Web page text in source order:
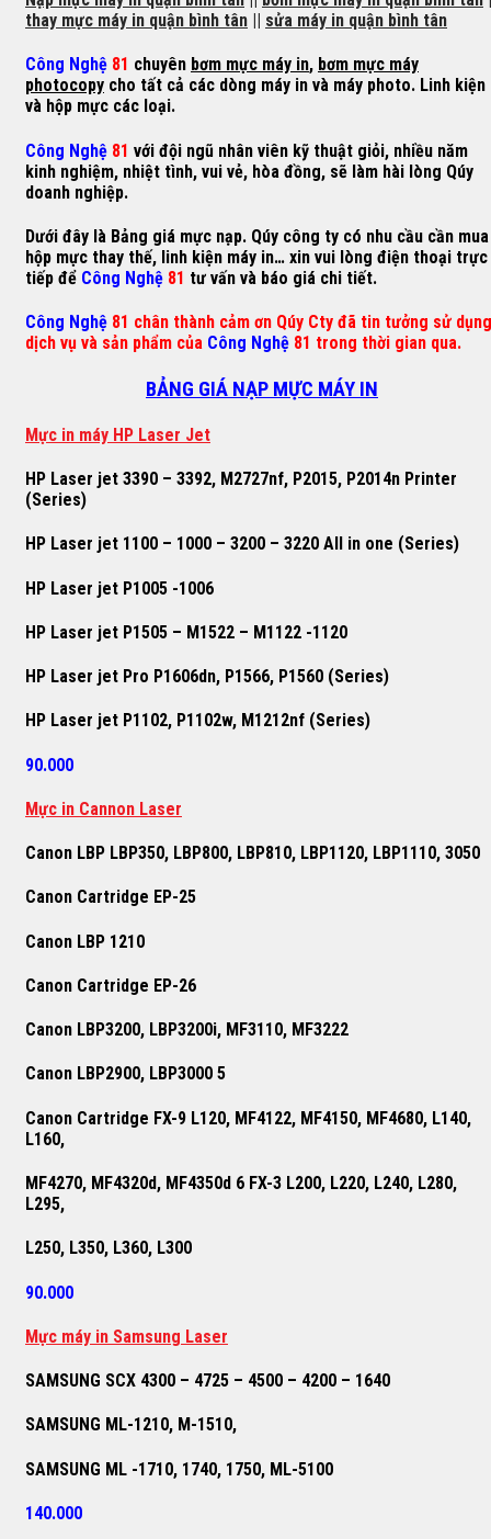
thay mực máy in quận bình tân
sửa máy in quận bình tân
Công Nghệ 81 chuyên bơm mực máy in, bơm mực máy
photocopy cho tất cả các dòng máy in và máy photo. Linh kiện
và hộp mực các loại.
Công Nghệ 81 với đội ngũ nhân viên kỹ thuật giỏi, nhiều năm
kinh nghiệm, nhiệt tình, vui vẻ, hòa đồng, sẽ làm hài lòng Qúy
doanh nghiệp.
Dưới đây là Bảng giá mực nạp. Qúy công ty có nhu cầu cần mua
hộp mực thay thế, linh kiện máy in… xin vui lòng điện thoại trực
tiếp để Công Nghệ 81 tư vấn và báo giá chi tiết.
Công Nghệ 81 chân thành cảm ơn Qúy Cty đã tin tưởng sử dụng
dịch vụ và sản phẩm của Công Nghệ 81 trong thời gian qua.
BẢNG GIÁ NẠP MỰC MÁY IN
Mực in máy HP Laser Jet
HP Laser jet 3390 – 3392, M2727nf, P2015, P2014n Printer
(Series)
HP Laser jet 1100 – 1000 – 3200 – 3220 All in one (Series)
HP Laser jet P1005 -1006
HP Laser jet P1505 – M1522 – M1122 -1120
HP Laser jet Pro P1606dn, P1566, P1560 (Series)
HP Laser jet P1102, P1102w, M1212nf (Series)
90.000
Mực in Cannon Laser
Canon LBP LBP350, LBP800, LBP810, LBP1120, LBP1110, 3050
Canon Cartridge EP-25
Canon LBP 1210
Canon Cartridge EP-26
Canon LBP3200, LBP3200i, MF3110, MF3222
Canon LBP2900, LBP3000 5
Canon Cartridge FX-9 L120, MF4122, MF4150, MF4680, L140,
L160,
MF4270, MF4320d, MF4350d 6 FX-3 L200, L220, L240, L280,
L295,
L250, L350, L360, L300
90.000
Mực máy in Samsung Laser
SAMSUNG SCX 4300 – 4725 – 4500 – 4200 – 1640
SAMSUNG ML-1210, M-1510,
SAMSUNG ML -1710, 1740, 1750, ML-5100
140.000